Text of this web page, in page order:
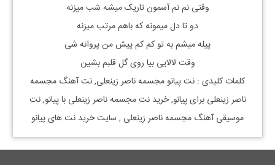
وقتی نم نم آسمون تاریک میشه شب میزنه
دو تا دل میمونه که باهم مرتب میزنه
پیله میشم به تو کم کم پیش من پروانه شی
وقت لالایی بیا روی گل قلبم بشین
کلمات کلیدی : نتپیانومجسمه ناصر زینعلی, نت آهنگ مجسمه
ناصر زینعلی برایپیانو, خرید نتمجسمه ناصر زینعلی باپیانو, نت
موسیقی آهنگ مجسمه ناصر زینعلی , سایت خرید نت های پیانو